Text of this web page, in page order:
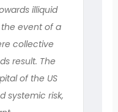
illiquid
the event of a
collective
result. The
of the US
systemic risk,